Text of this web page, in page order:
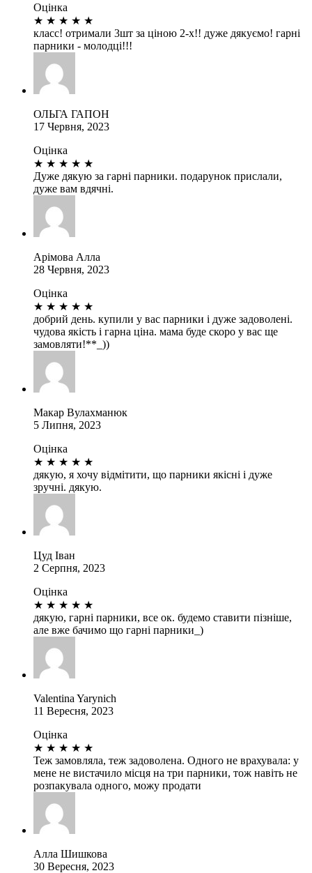
Оцінка
★ ★ ★ ★ ★
класс! отримали 3шт за ціною 2-х!! дуже дякуємо! гарні
парники - молодці!!!
ОЛЬГА ГАПОН
17 Червня, 2023
Оцінка
★ ★ ★ ★ ★
Дуже дякую за гарні парники. подарунок прислали,
дуже вам вдячні.
Арімова Алла
28 Червня, 2023
Оцінка
★ ★ ★ ★ ★
добрий день. купили у вас парники і дуже задоволені.
чудова якість і гарна ціна. мама буде скоро у вас ще
замовляти!**_))
Макар Вулахманюк
5 Липня, 2023
Оцінка
★ ★ ★ ★ ★
дякую, я хочу відмітити, що парники якісні і дуже
зручні. дякую.
Цуд Іван
2 Серпня, 2023
Оцінка
★ ★ ★ ★ ★
дякую, гарні парники, все ок. будемо ставити пізніше,
але вже бачимо що гарні парники_)
Valentina Yarynich
11 Вересня, 2023
Оцінка
★ ★ ★ ★ ★
Теж замовляла, теж задоволена. Одного не врахувала: у
мене не вистачило місця на три парники, тож навіть не
розпакувала одного, можу продати
Алла Шишкова
30 Вересня, 2023